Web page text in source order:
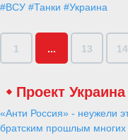
#ВСУ #Танки #Украина
1 ... 13 14
Проект Украина
«Анти Россия» - неужели
братским прошлым многих